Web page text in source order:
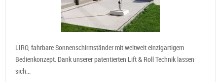
LIRO, fahrbare Sonnenschirmständer mit weltweit einzigartigem
Bedienkonzept. Dank unserer patentierten Lift & Roll Technik lassen
sich...